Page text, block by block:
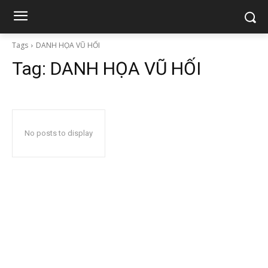
Tags DANH HỌA VŨ HỐI
Tag: DANH HỌA VŨ HỐI
No posts to display